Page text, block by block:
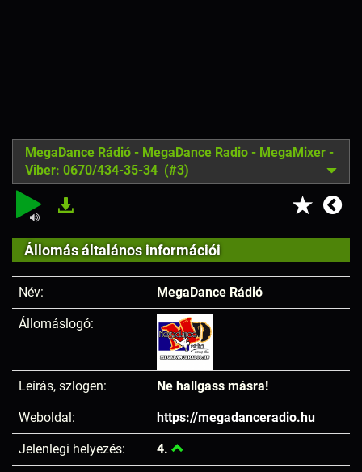
MegaDance Rádió - MegaDance Radio - MegaMixer -
Viber: 0670/434-35-34 (#3)
Állomás általános információi
Név: MegaDance Rádió
Állomáslogó:
Leírás, szlogen: Ne hallgass másra!
Weboldal: https://megadanceradio.hu
Jelenlegi helyezés: 4.